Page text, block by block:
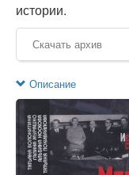
истории.
Скачать архив
Описание